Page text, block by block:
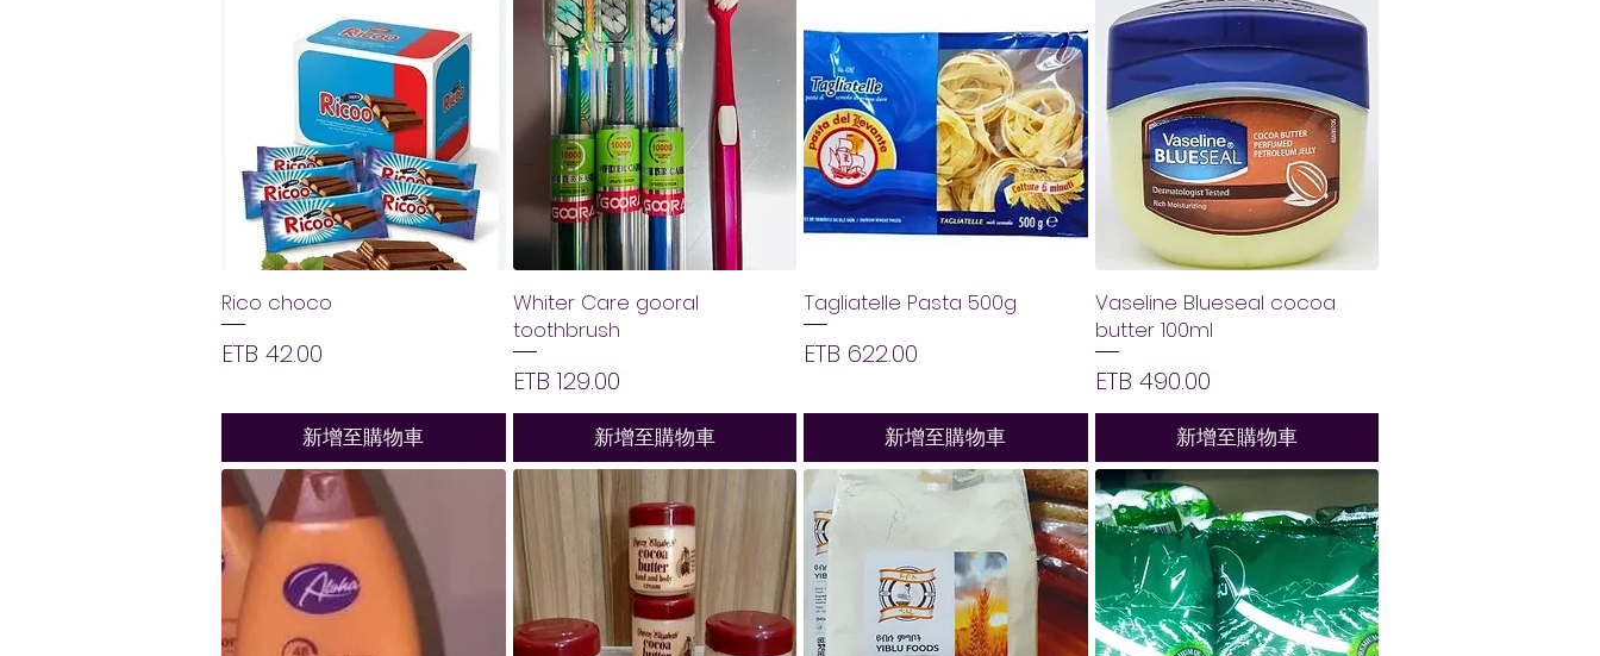
Rico choco
價格
ETB 42.00
新增至購物車
Whiter Care gooral
toothbrush
價格
ETB 129.00
新增至購物車
Tagliatelle Pasta 500g
價格
ETB 622.00
新增至購物車
Vaseline Blueseal cocoa
butter 100ml
價格
ETB 490.00
新增至購物車